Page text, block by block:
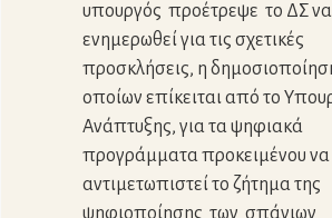
υπουργός προέτρεψε το ΔΣ να
ενημερωθεί για τις σχετικές
προσκλήσεις, η
οποίων επίκειται από το
Ανάπτυξης, για τα ψηφιακά
προγράμματα προκειμένου να
αντιμετωπιστεί το ζήτημα της
ψηφιοποίησης των σπάνιων